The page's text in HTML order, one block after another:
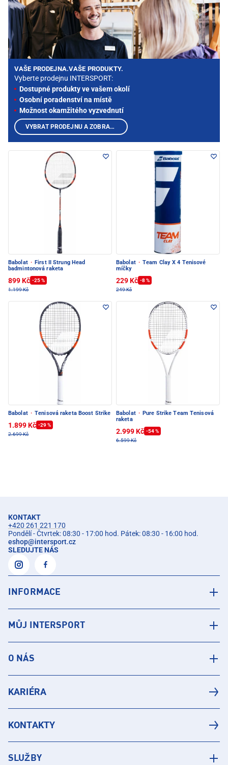
Babolat · First II Strung Head
badmintonová raketa
899 Kč -25 %
1.199 Kč
Babolat · Team Clay X 4 Tenisové
míčky
229 Kč -8 %
249 Kč
Babolat · Tenisová raketa Boost Strike
1.899 Kč -29 %
2.699 Kč
Babolat · Pure Strike Team Tenisová
raketa
2.999 Kč -54 %
6.599 Kč
VAŠE PRODEJNA.VAŠE PRODUKTY.
Vyberte prodejnu INTERSPORT:
Dostupné produkty ve vašem okolí
Osobní poradenství na místě
Možnost okamžitého vyzvednutí
VYBRAT PRODEJNU A ZOBRAZIT PRODUKTY
KONTAKT
+420 261 221 170
Pondělí - Čtvrtek: 08:30 - 17:00 hod. Pátek: 08:30 - 16:00 hod.
eshop@intersport.cz
SLEDUJTE NÁS
INFORMACE
MŮJ INTERSPORT
O NÁS
KARIÉRA
KONTAKTY
SLUŽBY